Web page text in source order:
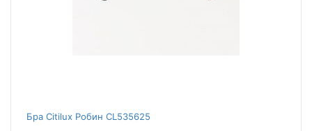
Бра Citilux Робин CL535625